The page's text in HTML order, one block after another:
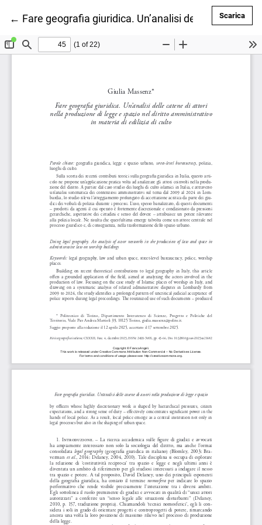
← Ritorna ai dettagli dell'articolo
Fare geografia giuridica. Un’analisi delle catene
Scarica